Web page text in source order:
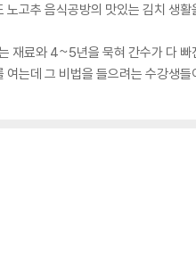
고추 음식공방의 맛있는 김치 생
재료와 4~5년을 묵혀 간수가 다
는데 그 비법을 들으려는 수강생